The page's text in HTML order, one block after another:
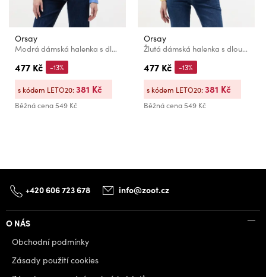
Orsay
Modrá dámská halenka s dlouhým rukávem ORSAY
477 Kč
Běžná cena549 Kč
-13%
s kódem LETO20:381 Kč
Orsay
Žlutá dámská halenka s dlouhým rukávem ORSAY
477 Kč
Běžná cena549 Kč
-13%
s kódem LETO20:381 Kč
+420 606 723 678 info@zoot.cz
O NÁS
Obchodní podmínky
Zásady použití cookies